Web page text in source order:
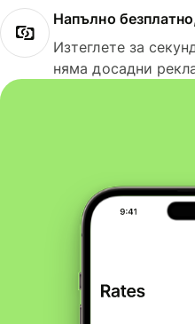
Напълно
Изтеглете за
няма досадни